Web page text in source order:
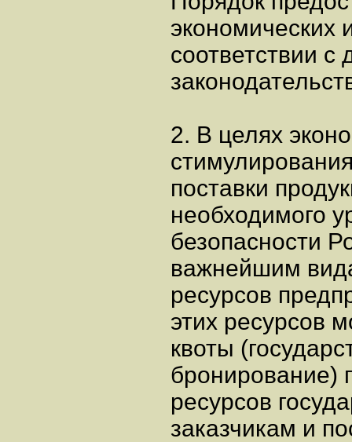
экономических
соответствии
2. В целях
поставки
необходимого
безопасности
важнейшим
ресурсов
этих ресурсов
квоты
бронирование)
ресурсов
заказчикам и